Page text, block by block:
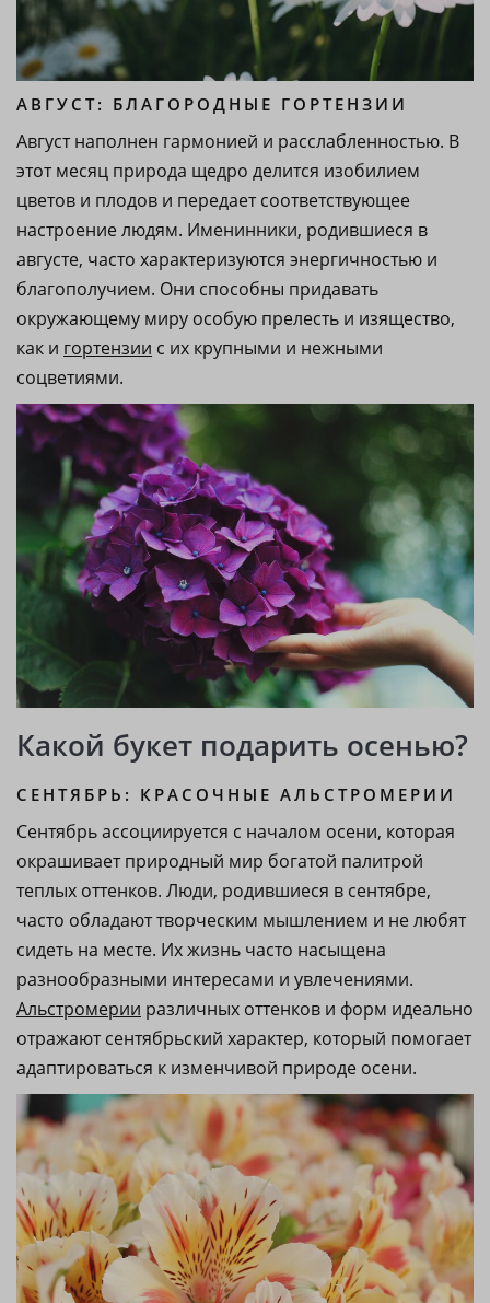
АВГУСТ: БЛАГОРОДНЫЕ ГОРТЕНЗИИ
Август наполнен гармонией и расслабленностью. В
этот месяц природа щедро делится изобилием
цветов и плодов и передает соответствующее
настроение людям. Именинники, родившиеся в
августе, часто характеризуются энергичностью и
благополучием. Они способны придавать
окружающему миру особую прелесть и изящество,
как и гортензии с их крупными и нежными
соцветиями.
Какой букет подарить осенью?
СЕНТЯБРЬ: КРАСОЧНЫЕ АЛЬСТРОМЕРИИ
Сентябрь ассоциируется с началом осени, которая
окрашивает природный мир богатой палитрой
теплых оттенков. Люди, родившиеся в сентябре,
часто обладают творческим мышлением и не любят
сидеть на месте. Их жизнь часто насыщена
разнообразными интересами и увлечениями.
Альстромерии различных оттенков и форм идеально
отражают сентябрьский характер, который помогает
адаптироваться к изменчивой природе осени.